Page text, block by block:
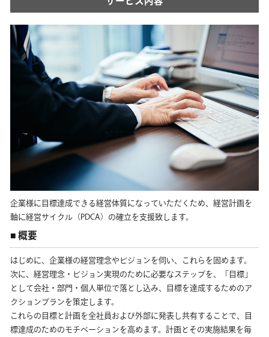
企業様に目標達成できる経営体質になっていただくため、経営計画を
軸に経営サイクル（PDCA）の確立を支援致します。
概要
はじめに、企業様の経営理念やビジョンを伺い、これらを固めます。
次に、経営理念・ビジョン実現のために必要なステップを、「目標」
として会社・部門・個人単位で落とし込み、目標を達成するためのア
クションプランを策定します。
これらの目標と計画を全社員および外部に発表し共有することで、目
標達成のためのモチベーションを高めます。計画とその実施結果を毎